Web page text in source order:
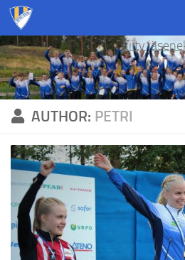
Skip to content
Liity
AUTHOR: PETRI